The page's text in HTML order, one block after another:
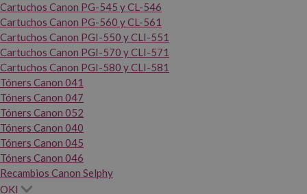
Cartuchos Canon PG-545 y CL-546
Cartuchos Canon PG-560 y CL-561
Cartuchos Canon PGI-550 y CLI-551
Cartuchos Canon PGI-570 y CLI-571
Cartuchos Canon PGI-580 y CLI-581
Tóners Canon 041
Tóners Canon 047
Tóners Canon 052
Tóners Canon 040
Tóners Canon 045
Tóners Canon 046
Recambios Canon Selphy
OKI